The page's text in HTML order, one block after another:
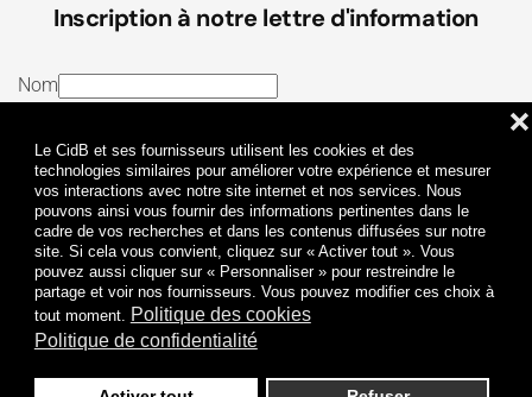
Le CidB et ses fournisseurs utilisent les cookies et des
technologies similaires pour améliorer votre expérience et mesurer
vos interactions avec notre site internet et nos services. Nous
pouvons ainsi vous fournir des informations pertinentes dans le
cadre de vos recherches et dans les contenus diffusées sur notre
site. Si cela vous convient, cliquez sur « Activer tout ». Vous
pouvez aussi cliquer sur « Personnaliser » pour restreindre le
partage et voir nos fournisseurs. Vous pouvez modifier ces choix à
tout moment. Politique des cookies
Politique de confidentialité
❌
Inscription à notre lettre d'information
Nom
J’ai lu et j’accepte lesTermes et conditionset la
Politique de confidentialité
Je m'abonne